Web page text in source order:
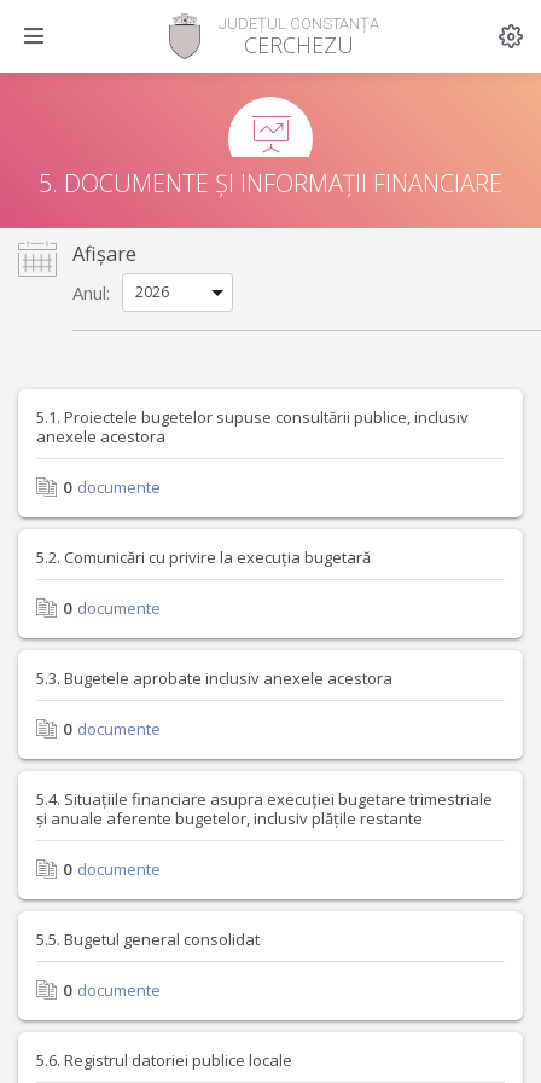
JUDEȚUL CONSTANȚA
CERCHEZU
5. DOCUMENTE ȘI INFORMAȚII FINANCIARE
Afișare
Anul:
5.1. Proiectele bugetelor supuse consultării publice, inclusiv
anexele acestora
0 documente
5.2. Comunicări cu privire la execuția bugetară
0 documente
5.3. Bugetele aprobate inclusiv anexele acestora
0 documente
5.4. Situațiile financiare asupra execuției bugetare trimestriale
și anuale aferente bugetelor, inclusiv plățile restante
0 documente
5.5. Bugetul general consolidat
0 documente
5.6. Registrul datoriei publice locale